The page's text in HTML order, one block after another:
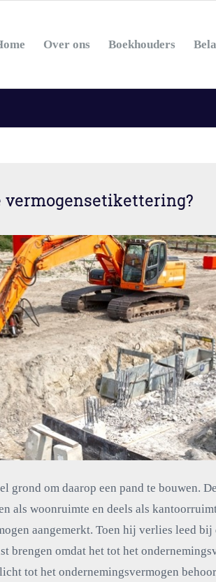
Over ons Boekhouders
grond om daarop een pand te bouwen.
als woonruimte en deels als
aangemerkt. Toen hij verlies leed bij
omdat het tot het
tot het ondernemingsvermogen